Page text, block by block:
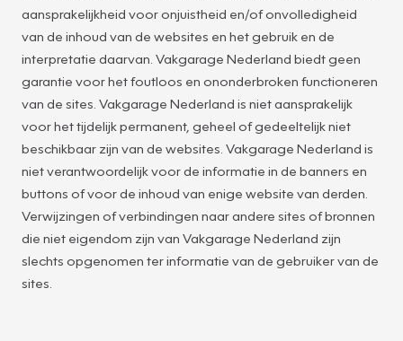
aansprakelijkheid voor onjuistheid en/of onvolledigheid
van de inhoud van de websites en het gebruik en de
interpretatie daarvan. Vakgarage Nederland biedt geen
garantie voor het foutloos en ononderbroken functioneren
van de sites. Vakgarage Nederland is niet aansprakelijk
voor het tijdelijk permanent, geheel of gedeeltelijk niet
beschikbaar zijn van de websites. Vakgarage Nederland is
niet verantwoordelijk voor de informatie in de banners en
buttons of voor de inhoud van enige website van derden.
Verwijzingen of verbindingen naar andere sites of bronnen
die niet eigendom zijn van Vakgarage Nederland zijn
slechts opgenomen ter informatie van de gebruiker van de
sites.